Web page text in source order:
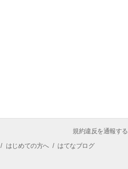
規約違反を通報する
/ はじめての方へ/ はてなブログ